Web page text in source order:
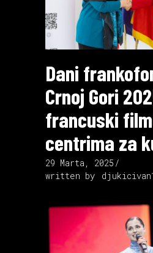
Dani
Crnoj Gori
francuski
centrima za
29 Marta, 2025
written by